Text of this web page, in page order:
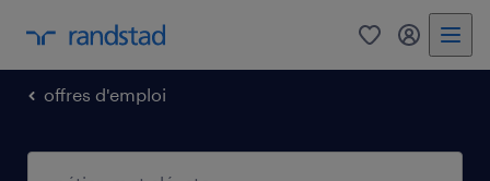
0 mon
offres d'emploi